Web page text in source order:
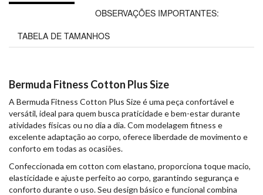
OBSERVAÇÕES IMPORTANTES:
TABELA DE TAMANHOS
Bermuda Fitness Cotton Plus Size
A Bermuda Fitness Cotton Plus Size é uma peça confortável e
versátil, ideal para quem busca praticidade e bem-estar durante
atividades físicas ou no dia a dia. Com modelagem fitness e
excelente adaptação ao corpo, oferece liberdade de movimento e
conforto em todas as ocasiões.
Confeccionada em cotton com elastano, proporciona toque macio,
elasticidade e ajuste perfeito ao corpo, garantindo segurança e
conforto durante o uso. Seu design básico e funcional combina